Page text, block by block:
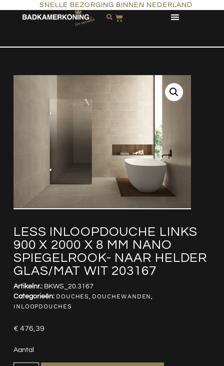
SNELLE BEZORGING BINNEN NEDERLAND
LESS INLOOPDOUCHE LINKS
900 X 2000 X 8 MM NANO
SPIEGELROOK- NAAR HELDER
GLAS/MAT WIT 203167
Artikelnr.: BKWS_20.3167
Categorieën: DOUCHES, DOUCHEWANDEN,
INLOOPDOUCHES
€ 476,39
Aantal